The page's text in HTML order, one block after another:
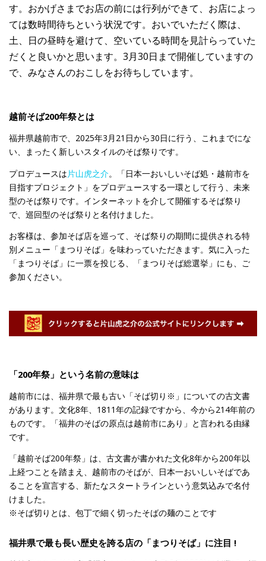
す。おかげさまでお店の前には行列ができて、お店によっ
ては数時間待ちという状況です。おいでいただく際は、
土、日の昼時を避けて、空いている時間を見計らっていた
だくと良いかと思います。3月30日まで開催していますの
で、みなさんのおこしをお待ちしています。
越前そば200年祭とは
福井県越前市で、2025年3月21日から30日に行う、これまでにな
い、まったく新しいスタイルのそば祭りです。
プロデュースは片山虎之介。「日本一おいしいそば処・越前市を
目指すプロジェクト」をプロデュースする一環として行う、未来
型のそば祭りです。インターネットを介して開催するそば祭り
で、巡回型のそば祭りと名付けました。
お客様は、参加そば店を巡って、そば祭りの期間に提供される特
別メニュー「まつりそば」を味わっていただきます。気に入った
「まつりそば」に一票を投じる、「まつりそば総選挙」にも、ご
参加ください。
「200年祭」という名前の意味は
越前市には、福井県で最も古い「そば切り※」についての古文書
があります。文化8年、1811年の記録ですから、今から214年前の
ものです。「福井のそばの原点は越前市にあり」と言われる由縁
です。
「越前そば200年祭」は、古文書が書かれた文化8年から200年以
上経つことを踏まえ、越前市のそばが、日本一おいしいそばであ
ることを宣言する、新たなスタートラインという意気込みで名付
けました。
※そば切りとは、包丁で細く切ったそばの麺のことです
福井県で最も長い歴史を誇る店の「まつりそば」に注目 !